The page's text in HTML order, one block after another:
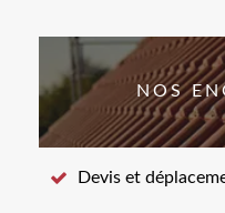
NOS
Devis et